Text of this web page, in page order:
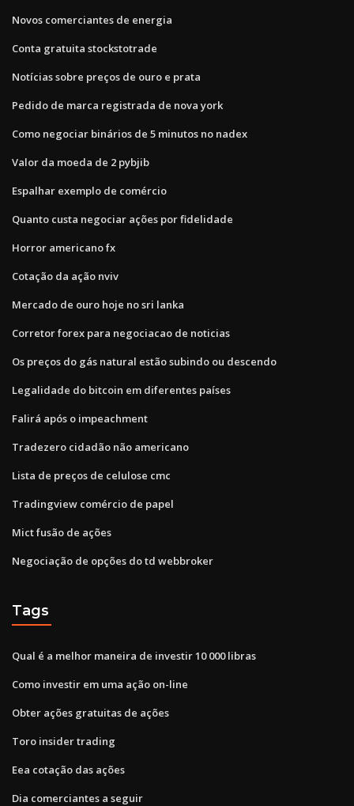
Novos comerciantes de energia
Conta gratuita stockstotrade
Notícias sobre preços de ouro e prata
Pedido de marca registrada de nova york
Como negociar binários de 5 minutos no nadex
Valor da moeda de 2 pybjib
Espalhar exemplo de comércio
Quanto custa negociar ações por fidelidade
Horror americano fx
Cotação da ação nviv
Mercado de ouro hoje no sri lanka
Corretor forex para negociacao de noticias
Os preços do gás natural estão subindo ou descendo
Legalidade do bitcoin em diferentes países
Falirá após o impeachment
Tradezero cidadão não americano
Lista de preços de celulose cmc
Tradingview comércio de papel
Mict fusão de ações
Negociação de opções do td webbroker
Tags
Qual é a melhor maneira de investir 10 000 libras
Como investir em uma ação on-line
Obter ações gratuitas de ações
Toro insider trading
Eea cotação das ações
Dia comerciantes a seguir